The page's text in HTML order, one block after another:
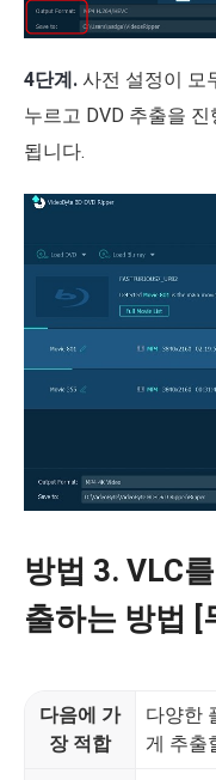
4단계. 사전 설정이 모
누르고 DVD 추출을
됩니다.
방법 3. VLC
출하는 방법 [
다음에 가
장 적합
다양한
게 추출